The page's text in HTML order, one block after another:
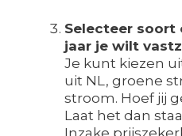
Selecteer soort
jaar je wilt
Je kunt kiezen
uit NL, groene
stroom. Hoef jij
Laat het dan